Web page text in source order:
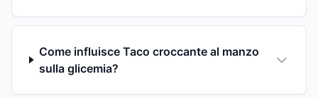
Come influisce Taco croccante al manzo
sulla glicemia?